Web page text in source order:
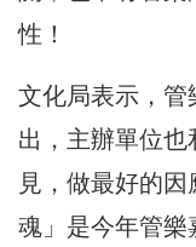
性！
文化局表示，管
出，主辦單位
見，做最好的
魂」是今年管樂